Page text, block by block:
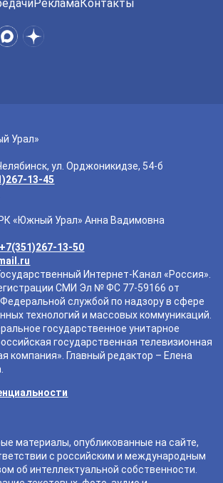
РекламаКонтакты
Урал»
ул. Орджоникидзе, 54-б
13-45
«Южный Урал» Анна Вадимовна
+7(351)267-13-50
Интернет-Канал «Россия».
СМИ Эл № ФС 77-59166 от
службой по надзору в сфере
технологий и массовых коммуникаций.
государственное унитарное
государственная телевизионная
компания». Главный редактор – Елена
материалы, опубликованные на сайте,
с российским и международным
об интеллектуальной собственности.